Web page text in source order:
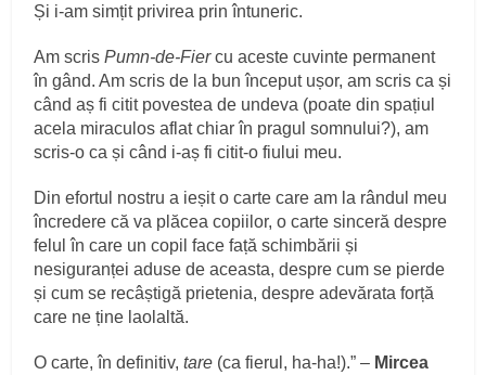
Și i-am simțit privirea prin întuneric.
Am scrisPumn-de-Fiercu aceste cuvinte permanent
în gând. Am scris de la bun început ușor, am scris ca și
când aș fi citit povestea de undeva (poate din spațiul
acela miraculos aflat chiar în pragul somnului?), am
scris-o ca și când i-aș fi citit-o fiului meu.
Din efortul nostru a ieșit o carte care am la rândul meu
încredere că va plăcea copiilor, o carte sinceră despre
felul în care un copil face față schimbării și
nesiguranței aduse de aceasta, despre cum se pierde
și cum se recâștigă prietenia, despre adevărata forță
care ne ține laolaltă.
O carte, în definitiv,tare (ca fierul, ha-ha!).” – Mircea